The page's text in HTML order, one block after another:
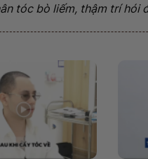
tóc bò liếm, thậm trí hói